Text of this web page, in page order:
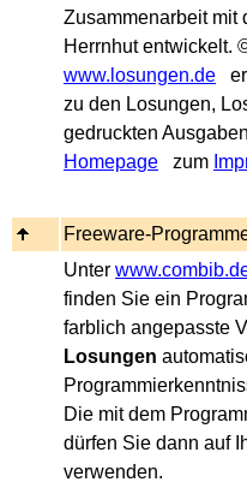
Zusammenarbeit mit
Herrnhut entwickelt.
www.losungen.de
zu den Losungen,
gedruckten
Homepage zum
Freeware-
Unter
finden Sie ein
farblich angepasste
Losungen
Die mit dem
dürfen Sie dann auf
verwenden.